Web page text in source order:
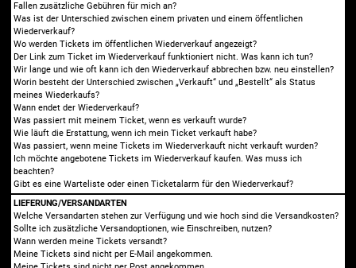
Fallen zusätzliche Gebühren für mich an?
Was ist der Unterschied zwischen einem privaten und einem öffentlichen
Wiederverkauf?
Wo werden Tickets im öffentlichen Wiederverkauf angezeigt?
Der Link zum Ticket im Wiederverkauf funktioniert nicht. Was kann ich tun?
Wir lange und wie oft kann ich den Wiederverkauf abbrechen bzw. neu einstellen?
Worin besteht der Unterschied zwischen „Verkauft“ und „Bestellt“ als Status
meines Wiederkaufs?
Wann endet der Wiederverkauf?
Was passiert mit meinem Ticket, wenn es verkauft wurde?
Wie läuft die Erstattung, wenn ich mein Ticket verkauft habe?
Was passiert, wenn meine Tickets im Wiederverkauft nicht verkauft wurden?
Ich möchte angebotene Tickets im Wiederverkauf kaufen. Was muss ich
beachten?
Gibt es eine Warteliste oder einen Ticketalarm für den Wiederverkauf?
LIEFERUNG/VERSANDARTEN
Welche Versandarten stehen zur Verfügung und wie hoch sind die Versandkosten?
Sollte ich zusätzliche Versandoptionen, wie Einschreiben, nutzen?
Wann werden meine Tickets versandt?
Meine Tickets sind nicht per E-Mail angekommen.